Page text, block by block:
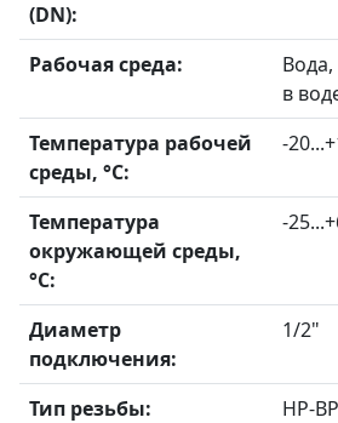
(DN):
Рабочая среда:
Вода,
в
Температура рабочей
среды, °C:
-
Температура
окружающей среды,
°C:
-
Диаметр
подключения:
1/2"
Тип резьбы:
НР-ВР